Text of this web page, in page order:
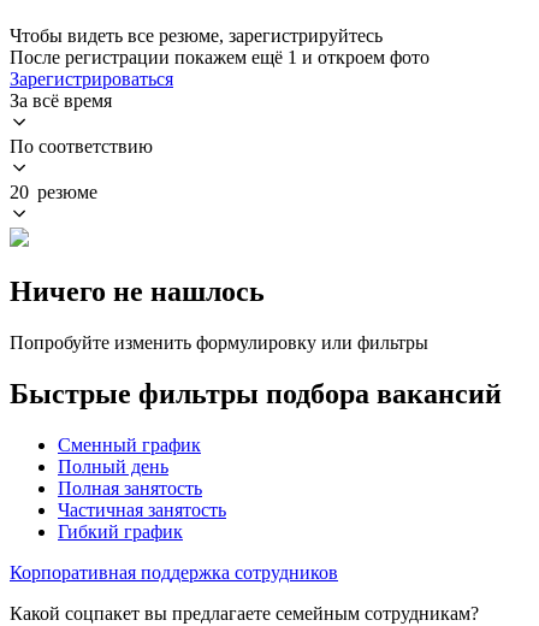
Чтобы видеть все резюме, зарегистрируйтесь
После регистрации покажем ещё 1 и откроем фото
Зарегистрироваться
За всё время
По соответствию
20 резюме
Ничего не нашлось
Попробуйте изменить формулировку или фильтры
Быстрые фильтры подбора вакансий
Сменный график
Полный день
Полная занятость
Частичная занятость
Гибкий график
Корпоративная поддержка сотрудников
Какой соцпакет вы предлагаете семейным сотрудникам?